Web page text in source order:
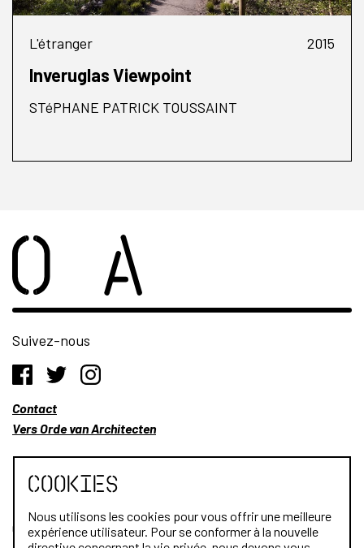
L'étranger 2015
Inveruglas Viewpoint
STéPHANE PATRICK TOUSSAINT
Suivez-nous
Contact
Vers Orde van Architecten
Qui sommes-nous?
Cookies
Nous utilisons les cookies pour vous offrir une meilleure
expérience utilisateur. Pour se conformer à la nouvelle